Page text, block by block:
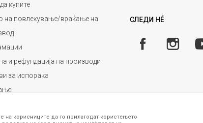
купите
на повлекување/враќање на
и рефундација на производи
за испорака
СЛЕДИ НÉ
на корисниците да го прилагодат користењето